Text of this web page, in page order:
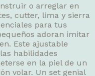
o arreglar en
cutter, lima y sierra
para tus
adoran imitar
Este ajustable
habilidades
en la piel de un
volar. Un set genial